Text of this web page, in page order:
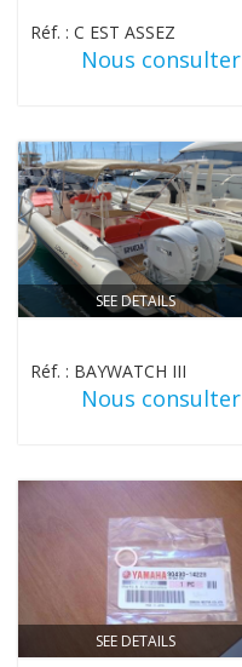
Réf. : C EST ASSEZ
Nous consulter
SEE DETAILS
Réf. : BAYWATCH III
Nous consulter
SEE DETAILS